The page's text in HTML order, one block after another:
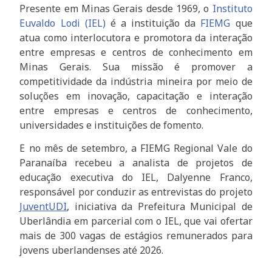
Presente em Minas Gerais desde 1969, o Instituto
Euvaldo Lodi (IEL) é a instituição da FIEMG que
atua como interlocutora e promotora da interação
entre empresas e centros de conhecimento em
Minas Gerais. Sua missão é promover a
competitividade da indústria mineira por meio de
soluções em inovação, capacitação e interação
entre empresas e centros de conhecimento,
universidades e instituições de fomento.
E no mês de setembro, a FIEMG Regional Vale do
Paranaíba recebeu a analista de projetos de
educação executiva do IEL, Dalyenne Franco,
responsável por conduzir as entrevistas do projeto
JuventUDI, iniciativa da Prefeitura Municipal de
Uberlândia em parcerial com o IEL, que vai ofertar
mais de 300 vagas de estágios remunerados para
jovens uberlandenses até 2026.